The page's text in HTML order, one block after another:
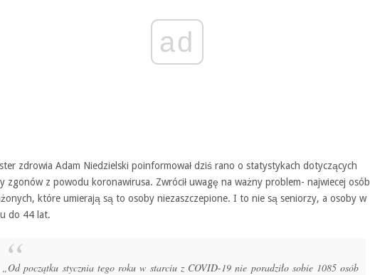
ad
zdrowia Adam Niedzielski poinformował dziś rano o statystykach dotyczących
zgonów z powodu koronawirusa. Zwrócił uwagę na ważny problem- najwiecej osób
które umierają są to osoby niezaszczepione. I to nie są seniorzy, a osoby w
do 44 lat.
„Od początku stycznia tego roku w starciu z COVID-19 nie poradziło sobie 1085 osób